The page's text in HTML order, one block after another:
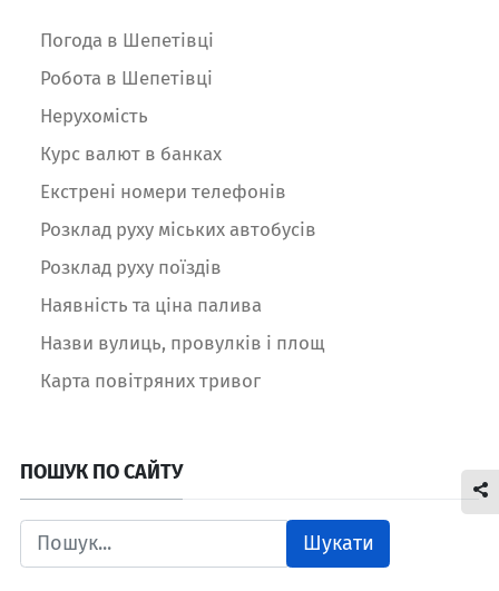
Погода в Шепетівці
Робота в Шепетівці
Нерухомість
Курс валют в банках
Екстрені номери телефонів
Розклад руху міських автобусів
Розклад руху поїздів
Наявність та ціна палива
Назви вулиць, провулків і площ
Карта повітряних тривог
ПОШУК ПО САЙТУ
Шукати